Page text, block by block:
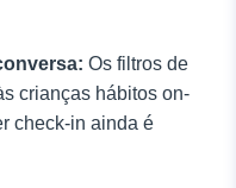
Os filtros de
crianças hábitos on-
check-in ainda é